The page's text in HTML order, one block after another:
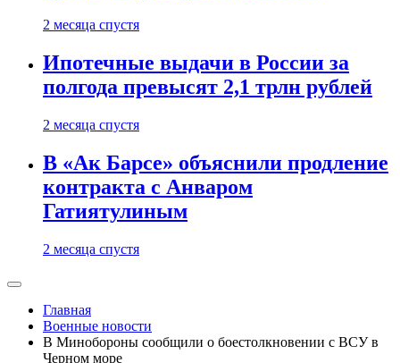
2 месяца спустя
Ипотечные выдачи в России за
полгода превысят 2,1 трлн рублей
2 месяца спустя
В «Ак Барсе» объяснили продление
контракта с Анваром
Гатиятулиным
2 месяца спустя
Главная
Военные новости
В Минобороны сообщили о боестолкновении с ВСУ в
Черном море